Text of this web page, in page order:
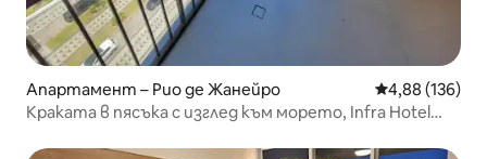
Апартамент – Рио де Жанейро Средна
4,88 (136)
Краката в пясъка с изглед към морето, Infra Hotel